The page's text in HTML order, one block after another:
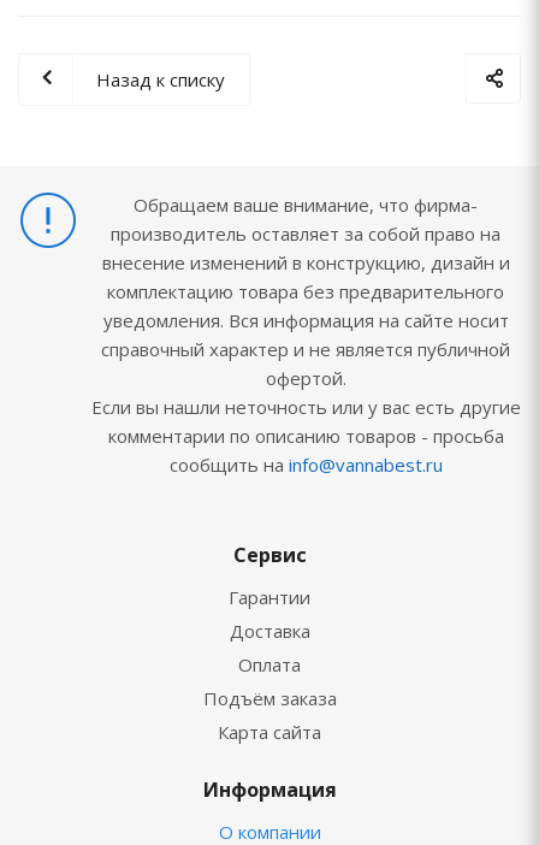
Назад к списку
Обращаем ваше внимание, что фирма-
производитель оставляет за собой право на
внесение изменений в конструкцию, дизайн и
комплектацию товара без предварительного
уведомления. Вся информация на сайте носит
справочный характер и не является публичной
офертой.
Если вы нашли неточность или у вас есть другие
комментарии по описанию товаров - просьба
сообщить на info@vannabest.ru
Сервис
Гарантии
Доставка
Оплата
Подъём заказа
Карта сайта
Информация
О компании